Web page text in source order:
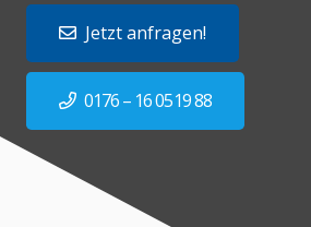
Jetzt anfragen!
0176 – 16 0519 88